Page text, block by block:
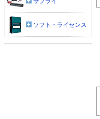
ソフト・ライセンス